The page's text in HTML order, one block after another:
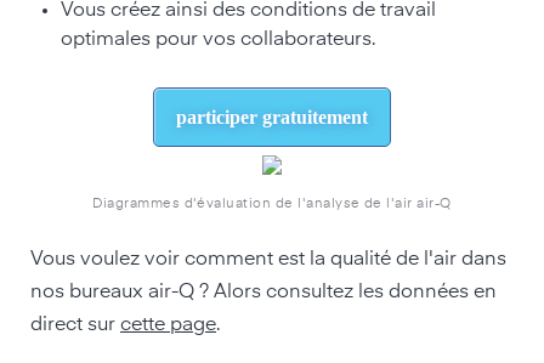
Vous créez ainsi des conditions de travail
optimales pour vos collaborateurs.
participer gratuitement
Diagrammes d'évaluation de l'analyse de l'air air-Q
Vous voulez voir comment est la qualité de l'air dans
nos bureaux air-Q ? Alors consultez les données en
direct sur cette page.